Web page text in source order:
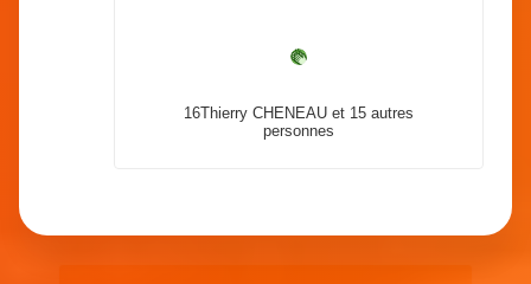
16Thierry CHENEAU et 15 autres
personnes